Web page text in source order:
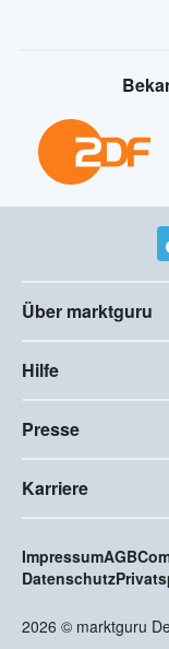
Über marktguru
Hilfe
Presse
Karriere
ImpressumAGB
Datenschutz
2026 © marktguru